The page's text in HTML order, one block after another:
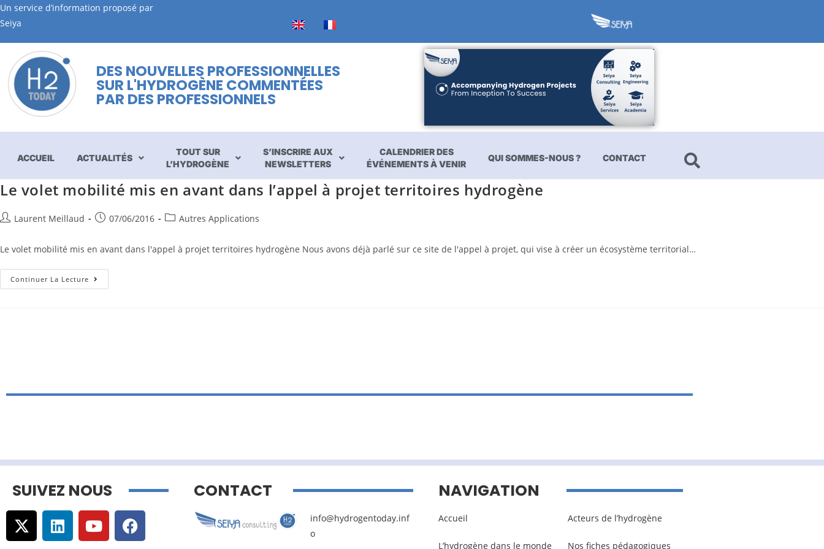
Un service d’information proposé par
Seiya
DES NOUVELLES PROFESSIONNELLES
SUR L'HYDROGÈNE COMMENTÉES
PAR DES PROFESSIONNELS
ACCUEIL ACTUALITÉS
TOUT SUR
L’HYDROGÈNE
S’INSCRIRE AUX
NEWSLETTERS
CALENDRIER DES
ÉVÉNEMENTS À VENIR
QUI SOMMES-NOUS ? CONTACT
Le volet mobilité mis en avant dans l’appel à projet territoires hydrogène
Laurent Meillaud 07/06/2016 Autres Applications
Le volet mobilité mis en avant dans l'appel à projet territoires hydrogène Nous avons déjà parlé sur ce site de l'appel à projet, qui vise à créer un écosystème territorial…
Continuer La Lecture
SUIVEZ NOUS CONTACT
info@hydrogentoday.inf
o
NAVIGATION
Accueil
L’hydrogène dans le monde
Acteurs de l’hydrogène
Nos fiches pédagogiques